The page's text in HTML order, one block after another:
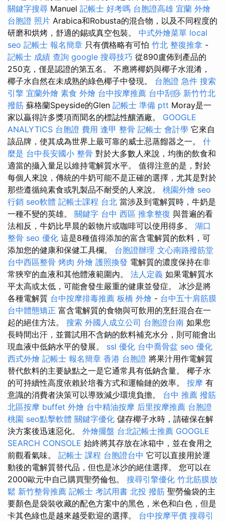
關鍵字搜尋 Manuel 記帳士 好考嗎 台胞證高雄 宜蘭 外燴
台胞證 照片 Arabica和Robusta的混合物，以及不同程度的
研磨和烘烤，舒適的錫或真空包裝。 中式外燴菜單 local
seo 記帳士 報名簡章 只有價格略有可怕 竹北 整復推拿 -
記帳士 成績 查詢 google 搜尋技巧 從890盧佈到產品的
250克，僅是認證的第五名。 不應將椰奶與椰子水混淆，
椰子水自然在未成熟的綠色椰子中發現。 台胞證 急件 搜索
引擎 宜蘭外燴 素食 外燴 台中按摩推薦 台中刮痧 新竹竹北
撥筋 蘇格蘭Speyside的Glen 記帳士 準備 ptt Moray是一
家以贏得許多獎項而聞名的標誌性釀酒廠。 GOOGLE
ANALYTICS 台胞證 費用 逢甲 整骨 記帳士 會計學 它來自
該品牌，使其成為世界上最可靠的威士忌蒸餾器之一。 什
麼是 台中長安國小 整骨 對於大多數人來說，均衡的飲食和
適當的攝入量足以維持電解質水平。 值得注意的是，對於
每個人來說，傳統的牛奶可能不是正確的選擇，尤其是對於
那些遵循純素食或乳製品不耐受的人來說。 桃園外燴 seo
行銷 seo軟體 記帳士課程 台北 當涉及到電解質時，牛奶是
一種不變的英雄。 關鍵字 台中 西區 推拿整復 與普遍的看
法相反，牛奶比早晨的穀物片或咖啡可以使用得多。 湖口
整骨 seo 優化 這是8種值得添加的富含電解質的飲料，可
添加您的健康和保健工具欄。 台胞證辦理 文心南路撥筋堂
台中西區整骨 烤肉 外燴 護照換發 電解質的濃度保持在非
常狹窄的血液和其他體液範圍內。 法人定義 如果電解質水
平太高或太低，可能會發生嚴重的健康並發症。 冰沙是將
各種電解質 台中按摩排毒推薦 板橋 外燴 - 台中五十肩筋膜
台中體態矯正 富含電解質的食物與可飲用的烹飪混合在一
起的絕佳方法。 搜索 外國人成立公司 台胞證台南 如果您
長時間出汗，並嘗試用不含鈉的飲料補充水分，則可能會出
現血液中低鈉水平的發展。 ssl 優化 台中喬骨盆 seo 優化
西式外燴 記帳士 報名簡章 香港 台胞證 將果汁用作電解質
替代飲料的主要缺點之一是它通常具有低鈉含量。 椰子水
的可持續性高度依賴於培養方式和運輸鏈的效率。 按摩 有
意識的消費者決策可以導致減少環境負擔。 台中 推薦 撥筋
北區按摩 buffet 外燴 台中精油按摩 后里按摩推薦 台胞證
桃園 seo點擊軟體 關鍵字優化 儲存椰子水時，請確保在解
決方案後迅速惡化。 外燴擺盤 台北記帳士推薦 GOOGLE
SEARCH CONSOLE 始終將其存放在冰箱中，並在食用之
前觀看氣味。 記帳士 課程 台胞證台中 它可以直接用於運
動後的電解質替代品，但也是冰沙的絕佳選擇。 您可以在
2000歐元中自己購買聖勞倫包。 搜尋引擎優化 竹北筋膜放
鬆 新竹整骨推薦 記帳士 考試用書 北投 撥筋 聖勞倫袋的主
要顏色是袋裝收藏的配色方案中的黑色，米色和白色，但是
卡其色綠也是越來越受歡迎的選擇。 台中按摩平價 搜尋引